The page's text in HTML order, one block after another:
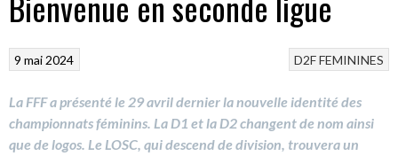
D2FFEMININES
9 mai 2024
La FFF a présenté le 29 avril dernier la nouvelle identité des
championnats féminins. La D1 et la D2 changent de nom ainsi
que de logos. Le LOSC, qui descend de division, trouvera un